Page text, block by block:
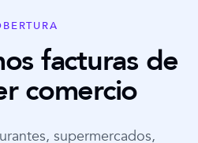
facturas de
comercio
supermercados,